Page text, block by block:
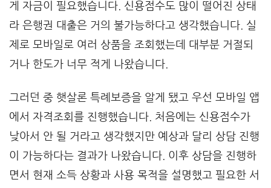
게 자금이 필요했습니다. 신용점수도 많이 떨어진 상태
라 은행권 대출은 거의 불가능하다고 생각했습니다. 실
제로 모바일로 여러 상품을 조회했는데 대부분 거절되
거나 한도가 너무 적게 나왔습니다.
그러던 중 햇살론 특례보증을 알게 됐고 우선 모바일 앱
에서 자격조회를 진행했습니다. 처음에는 신용점수가
낮아서 안 될 거라고 생각했지만 예상과 달리 상담 진행
이 가능하다는 결과가 나왔습니다. 이후 상담을 진행하
면서 현재 소득 상황과 사용 목적을 설명했고 필요한 서